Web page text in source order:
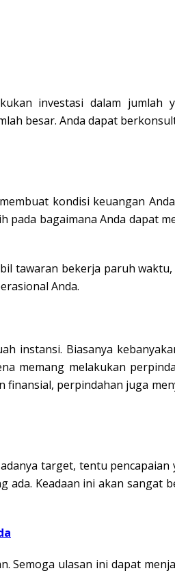
investasi dalam jumlah
besar. Anda dapat
kondisi keuangan
bagaimana Anda dapat
tawaran bekerja paruh
Anda.
instansi. Biasanya
memang melakukan
perpindahan juga
target, tentu
Keadaan ini akan sangat
Semoga ulasan ini dapat